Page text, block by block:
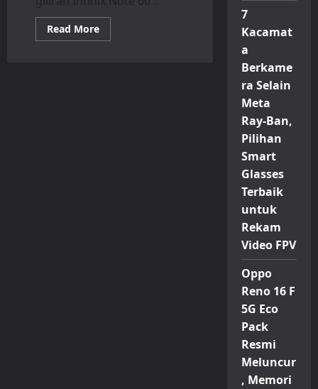
Read MoreRead
more
7
Kacamat
a
Berkame
ra Selain
Meta
Ray-Ban,
Pilihan
Smart
Glasses
Terbaik
untuk
Rekam
Video FPV
Oppo
Reno 16 F
5G Eco
Pack
Resmi
Meluncur
, Memori